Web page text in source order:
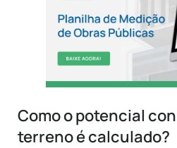
Como o potencial
terreno é calculado?